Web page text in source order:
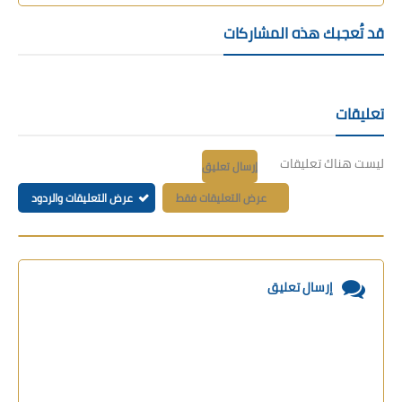
قد تُعجبك هذه المشاركات
تعليقات
ليست هناك تعليقات
إرسال تعليق
عرض التعليقات فقط
عرض التعليقات والردود
إرسال تعليق